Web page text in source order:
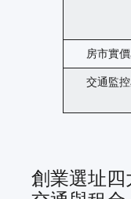
房市實
交通監
創業選址四